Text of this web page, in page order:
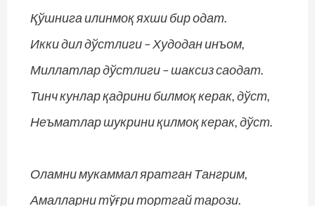
Қўшнига илинмоқ яхши бир одат.
Икки дил дўстлиги – Худодан инъом,
Миллатлар дўстлиги – шаксиз саодат.
Тинч кунлар қадрини билмоқ керак, дўст,
Неъматлар шукрини қилмоқ керак, дўст.
Оламни мукаммал яратган Тангрим,
Амалларни тўғри тортгай тарози.